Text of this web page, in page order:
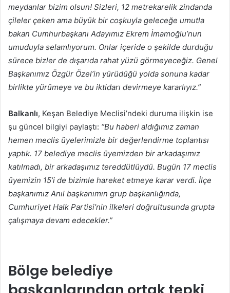
meydanlar bizim olsun! Sizleri, 12 metrekarelik zindanda
çileler çeken ama büyük bir coşkuyla geleceğe umutla
bakan Cumhurbaşkanı Adayımız Ekrem İmamoğlu’nun
umuduyla selamlıyorum. Onlar içeride o şekilde durduğu
sürece bizler de dışarıda rahat yüzü görmeyeceğiz. Genel
Başkanımız Özgür Özel’in yürüdüğü yolda sonuna kadar
birlikte yürümeye ve bu iktidarı devirmeye kararlıyız.”
Balkanlı, Keşan Belediye Meclisi’ndeki duruma ilişkin ise
şu güncel bilgiyi paylaştı: “Bu haberi aldığımız zaman
hemen meclis üyelerimizle bir değerlendirme toplantısı
yaptık. 17 belediye meclis üyemizden bir arkadaşımız
katılmadı, bir arkadaşımız tereddütlüydü. Bugün 17 meclis
üyemizin 15’i de bizimle hareket etmeye karar verdi. İlçe
başkanımız Anıl başkanımın grup başkanlığında,
Cumhuriyet Halk Partisi’nin ilkeleri doğrultusunda grupta
çalışmaya devam edecekler.”
Bölge belediye